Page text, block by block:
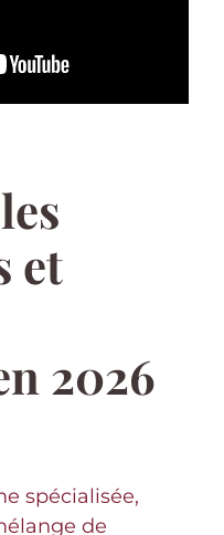
et
2026
spécialisée,
de